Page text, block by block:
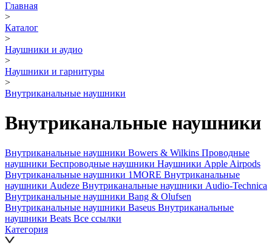
Главная
>
Каталог
>
Наушники и аудио
>
Наушники и гарнитуры
>
Внутриканальные наушники
Внутриканальные наушники
Внутриканальные наушники Bowers & Wilkins Проводные
наушники Беспроводные наушники Наушники Apple Airpods
Внутриканальные наушники 1MORE Внутриканальные
наушники Audeze Внутриканальные наушники Audio-Technica
Внутриканальные наушники Bang & Olufsen
Внутриканальные наушники Baseus Внутриканальные
наушники Beats Все ссылки
Категория